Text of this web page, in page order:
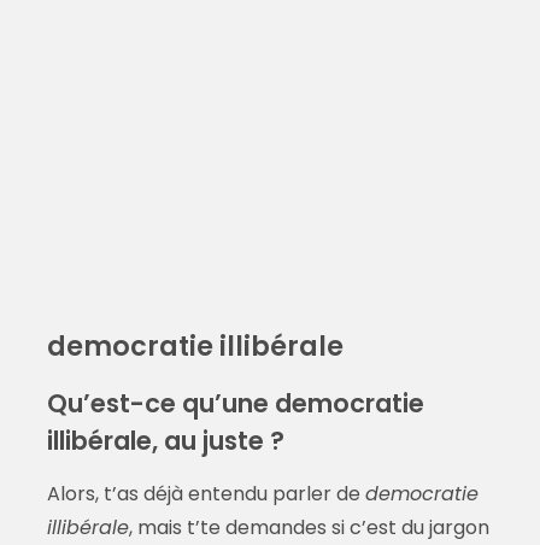
democratie illibérale
Qu’est-ce qu’une democratie
illibérale, au juste ?
Alors, t’as déjà entendu parler de democratie
illibérale, mais t’te demandes si c’est du jargon